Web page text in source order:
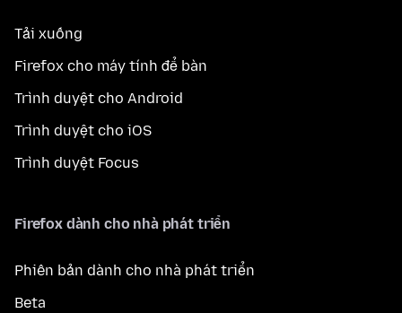
Tải xuống
Firefox cho máy tính để bàn
Trình duyệt cho Android
Trình duyệt cho iOS
Trình duyệt Focus
Firefox dành cho nhà phát triển
Phiên bản dành cho nhà phát triển
Beta